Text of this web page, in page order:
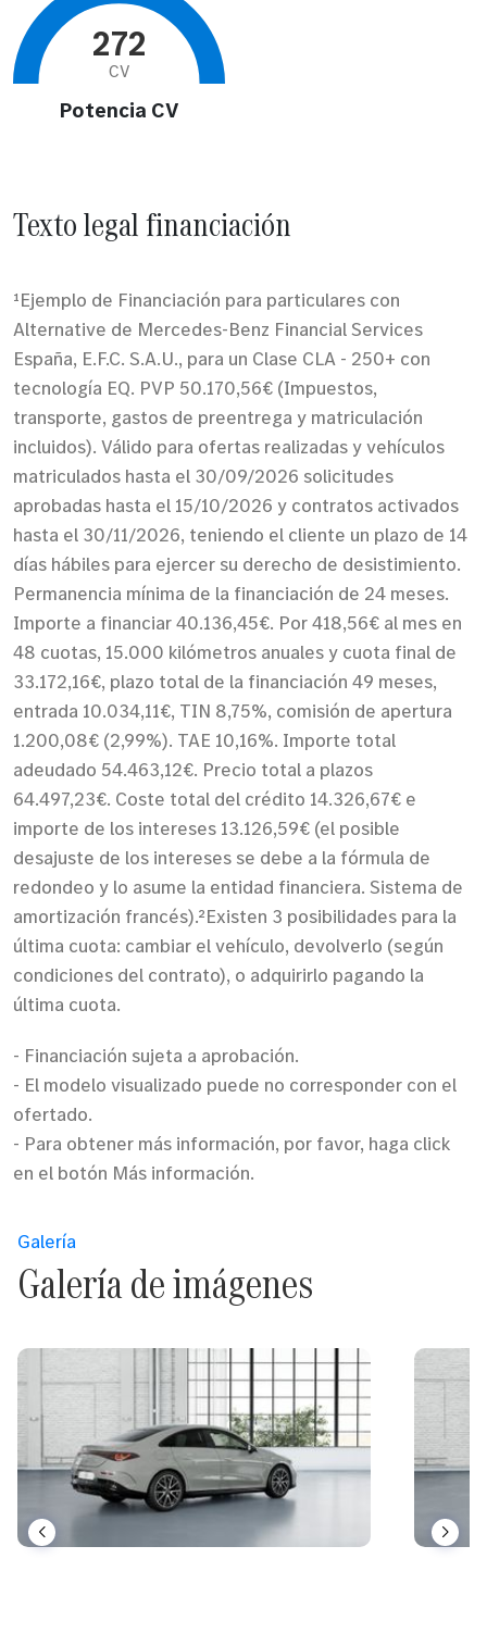
272
CV
Potencia CV
Texto legal financiación
¹Ejemplo de Financiación para particulares con
Alternative de Mercedes-Benz Financial Services
España, E.F.C. S.A.U., para un Clase CLA - 250+ con
tecnología EQ. PVP 50.170,56€ (Impuestos,
transporte, gastos de preentrega y matriculación
incluidos). Válido para ofertas realizadas y vehículos
matriculados hasta el 30/09/2026 solicitudes
aprobadas hasta el 15/10/2026 y contratos activados
hasta el 30/11/2026, teniendo el cliente un plazo de 14
días hábiles para ejercer su derecho de desistimiento.
Permanencia mínima de la financiación de 24 meses.
Importe a financiar 40.136,45€. Por 418,56€ al mes en
48 cuotas, 15.000 kilómetros anuales y cuota final de
33.172,16€, plazo total de la financiación 49 meses,
entrada 10.034,11€, TIN 8,75%, comisión de apertura
1.200,08€ (2,99%). TAE 10,16%. Importe total
adeudado 54.463,12€. Precio total a plazos
64.497,23€. Coste total del crédito 14.326,67€ e
importe de los intereses 13.126,59€ (el posible
desajuste de los intereses se debe a la fórmula de
redondeo y lo asume la entidad financiera. Sistema de
amortización francés).²Existen 3 posibilidades para la
última cuota: cambiar el vehículo, devolverlo (según
condiciones del contrato), o adquirirlo pagando la
última cuota.
- Financiación sujeta a aprobación.
- El modelo visualizado puede no corresponder con el
ofertado.
- Para obtener más información, por favor, haga click
en el botón Más información.
Galería
Galería de imágenes